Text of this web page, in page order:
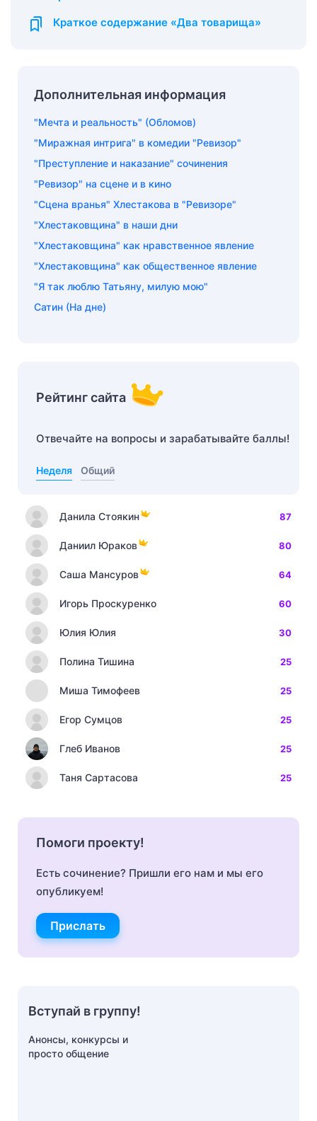
Краткое содержание «Два товарища»
Дополнительная информация
"Мечта и реальность" (Обломов)
"Миражная интрига" в комедии "Ревизор"
"Преступление и наказание" сочинения
"Ревизор" на сцене и в кино
"Сцена вранья" Хлестакова в "Ревизоре"
"Хлестаковщина" в наши дни
"Хлестаковщина" как нравственное явление
"Хлестаковщина" как общественное явление
"Я так люблю Татьяну, милую мою"
Cатин (На дне)
Рейтинг сайта
Отвечайте на вопросы и зарабатывайте баллы!
Неделя Общий
Данила Стоякин 87
Даниил Юраков 80
Саша Мансуров 64
Игорь Проскуренко 60
Юлия Юлия 30
Полина Тишина 25
Миша Тимофеев 25
Егор Сумцов 25
Глеб Иванов 25
Таня Сартасова 25
Помоги проекту!
Есть сочинение? Пришли его нам и мы его
опубликуем!
Прислать
Вступай в группу!
Анонсы, конкурсы и
просто общение